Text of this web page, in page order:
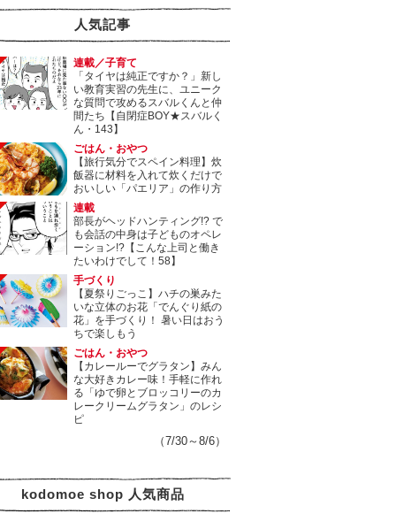
人気記事
連載／子育て
「タイヤは純正ですか？」新し
い教育実習の先生に、ユニーク
な質問で攻めるスバルくんと仲
間たち【自閉症BOY★スバルく
ん・143】
ごはん・おやつ
【旅行気分でスペイン料理】炊
飯器に材料を入れて炊くだけで
おいしい「パエリア」の作り方
連載
部長がヘッドハンティング!? で
も会話の中身は子どものオペレ
ーション!?【こんな上司と働き
たいわけでして！58】
手づくり
【夏祭りごっこ】ハチの巣みた
いな立体のお花「でんぐり紙の
花」を手づくり！ 暑い日はおう
ちで楽しもう
ごはん・おやつ
【カレールーでグラタン】みん
な大好きカレー味！手軽に作れ
る「ゆで卵とブロッコリーのカ
レークリームグラタン」のレシ
ピ
（7/30～8/6）
kodomoe shop 人気商品